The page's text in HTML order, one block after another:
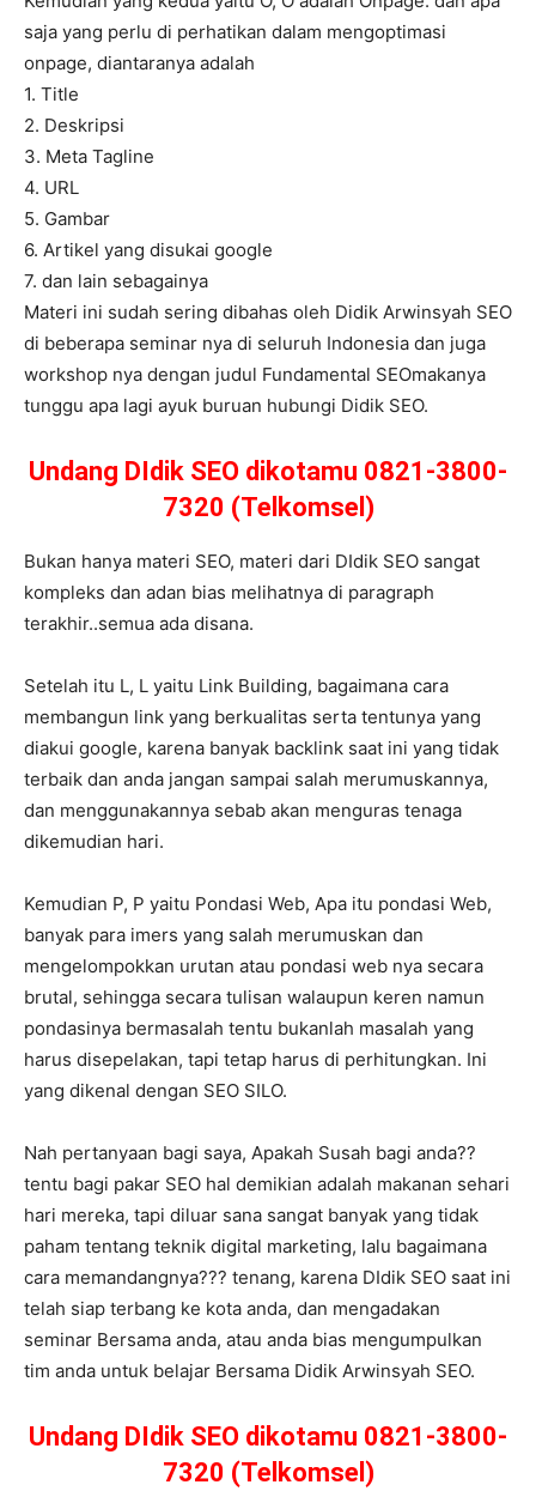
saja yang perlu di perhatikan dalam mengoptimasi
onpage, diantaranya adalah
1. Title
2. Deskripsi
3. Meta Tagline
4. URL
5. Gambar
6. Artikel yang disukai google
7. dan lain sebagainya
Materi ini sudah sering dibahas oleh Didik Arwinsyah SEO
di beberapa seminar nya di seluruh Indonesia dan juga
workshop nya dengan judul Fundamental SEOmakanya
tunggu apa lagi ayuk buruan hubungi Didik SEO.
Undang DIdik SEO dikotamu 0821-3800-
7320 (Telkomsel)
Bukan hanya materi SEO, materi dari DIdik SEO sangat
kompleks dan adan bias melihatnya di paragraph
terakhir..semua ada disana.
Setelah itu L, L yaitu Link Building, bagaimana cara
membangun link yang berkualitas serta tentunya yang
diakui google, karena banyak backlink saat ini yang tidak
terbaik dan anda jangan sampai salah merumuskannya,
dan menggunakannya sebab akan menguras tenaga
dikemudian hari.
Kemudian P, P yaitu Pondasi Web, Apa itu pondasi Web,
banyak para imers yang salah merumuskan dan
mengelompokkan urutan atau pondasi web nya secara
brutal, sehingga secara tulisan walaupun keren namun
pondasinya bermasalah tentu bukanlah masalah yang
harus disepelakan, tapi tetap harus di perhitungkan. Ini
yang dikenal dengan SEO SILO.
Nah pertanyaan bagi saya, Apakah Susah bagi anda??
tentu bagi pakar SEO hal demikian adalah makanan sehari
hari mereka, tapi diluar sana sangat banyak yang tidak
paham tentang teknik digital marketing, lalu bagaimana
cara memandangnya??? tenang, karena DIdik SEO saat ini
telah siap terbang ke kota anda, dan mengadakan
seminar Bersama anda, atau anda bias mengumpulkan
tim anda untuk belajar Bersama Didik Arwinsyah SEO.
Undang DIdik SEO dikotamu 0821-3800-
7320 (Telkomsel)